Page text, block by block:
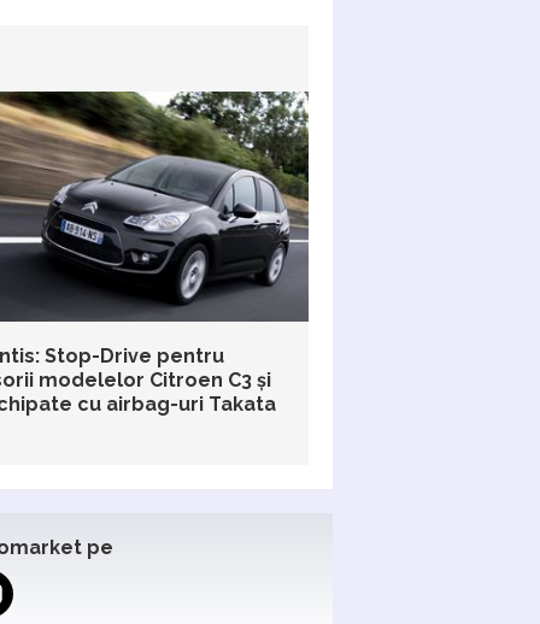
Stop-Drive pentru
modelelor Citroen C3 și
cu airbag-uri Takata
pe